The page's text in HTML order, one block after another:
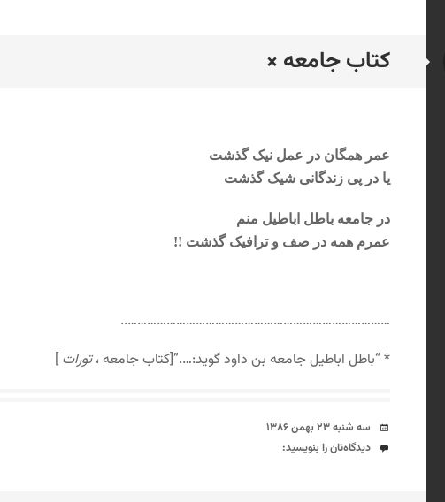
کتاب جامعه ×استاندارد
عمر همگان در عمل نیک گذشت
یا در پی زندگانی شیک گذشت
در جامعه باطل اباطیل منم
عمرم همه در صف و ترافیک گذشت !!
………………………………………………………………………..
* “باطل اباطیل جامعه بن داود گوید:….”[کتاب جامعه ،تورات ]
تاریخ
سه شنبه ۲۳ بهمن ۱۳۸۶
دیدگاه‌ها
دیدگاه‌تان را بنویسید: